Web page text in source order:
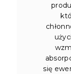
się